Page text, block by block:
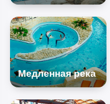
Медленная река